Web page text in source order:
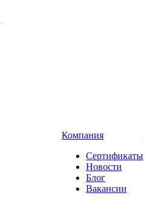
Компания
Сертификаты
Новости
Блог
Вакансии